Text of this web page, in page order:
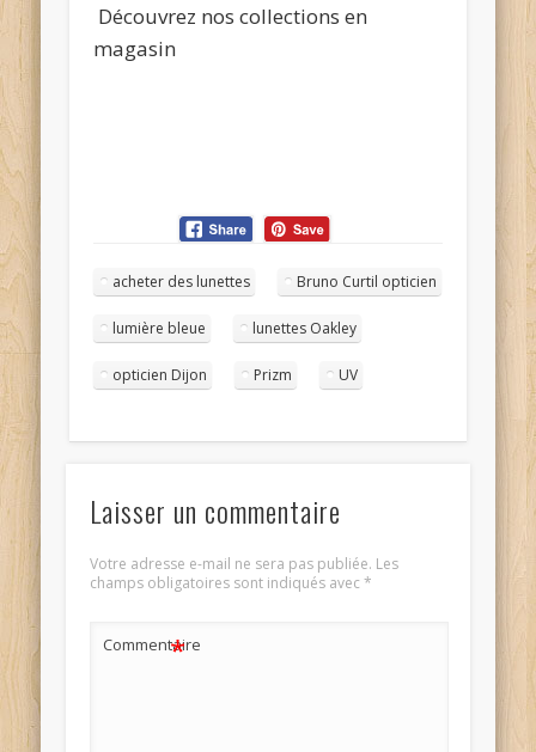
Découvrez nos collections en
magasin
acheter des lunettes Bruno Curtil opticien
lumière bleue lunettes Oakley
opticien Dijon Prizm UV
Laisser un commentaire
Votre adresse e-mail ne sera pas publiée. Les
champs obligatoires sont indiqués avec*
Commentaire
*